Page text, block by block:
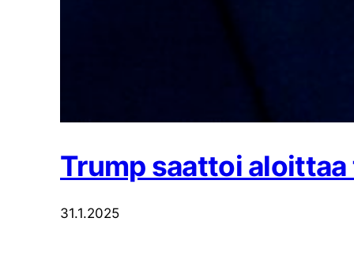
Trump saattoi
31.1.2025